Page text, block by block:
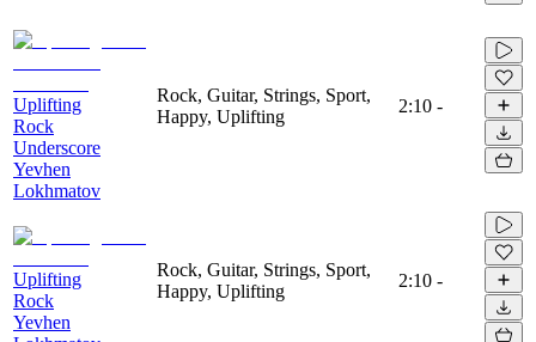
Uplifting
Rock
Underscore
Yevhen
Lokhmatov
Rock, Guitar, Strings, Sport,
Happy, Uplifting
2:10 -
Uplifting
Rock
Yevhen
Rock, Guitar, Strings, Sport,
Happy, Uplifting
2:10 -